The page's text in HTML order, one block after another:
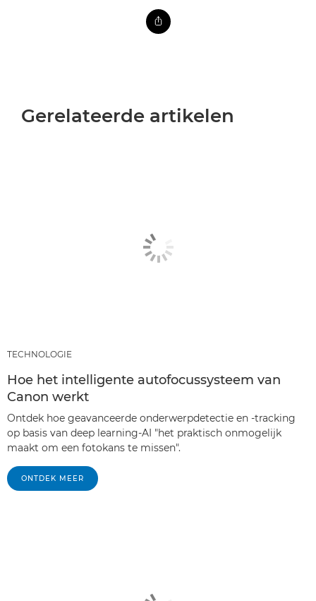
Gerelateerde artikelen
TECHNOLOGIE
Hoe het intelligente autofocussysteem van
Canon werkt
Ontdek hoe geavanceerde onderwerpdetectie en -tracking
op basis van deep learning-AI "het praktisch onmogelijk
maakt om een fotokans te missen".
ONTDEK MEER